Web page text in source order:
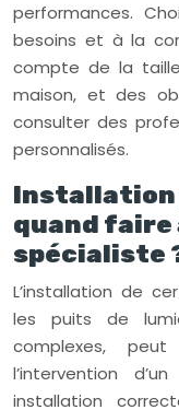
performances.
besoins et à la
compte de la
maison, et des
consulter des
personnalisés.
Installation
quand faire
spécialiste
L’installation de
les puits de
complexes,
l’intervention
installation